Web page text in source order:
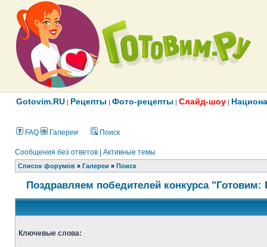
Gotovim.RU | Рецепты | Фото-рецепты | Слайд-шоу |
FAQ Галереи Поиск
Сообщения без ответов Активные темы
Список форумов » Галереи » Поиск
Поздравляем победителей конкурса
Ключевые слова: